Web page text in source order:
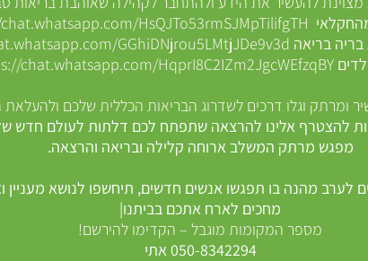
HsQJTo53rmSJMpTilifgTH
בריאה GGhiDNjrou5LMtjJDe9v3d
chat.whatsapp.com/HqprI8C2IZm2JgcWEfzqBY
ומרתק וגלו דרכים לשדרוג הבריאות הכללית שלכם
להצטרף אלינו להרצאה שתפתח לכם דלתות לעולם חדש של
מפגש מרתק המשלב ארוחה קלילה ובריאה והרצאה.
לערב מהנה בו תפגשו אנשים חדשים, תיחשפו לנושא מעניין
מחכים לארח אתכם בביתנו|
מספר המקומות מוגבל – הקדימו להירשם!
050-8342294 אתי